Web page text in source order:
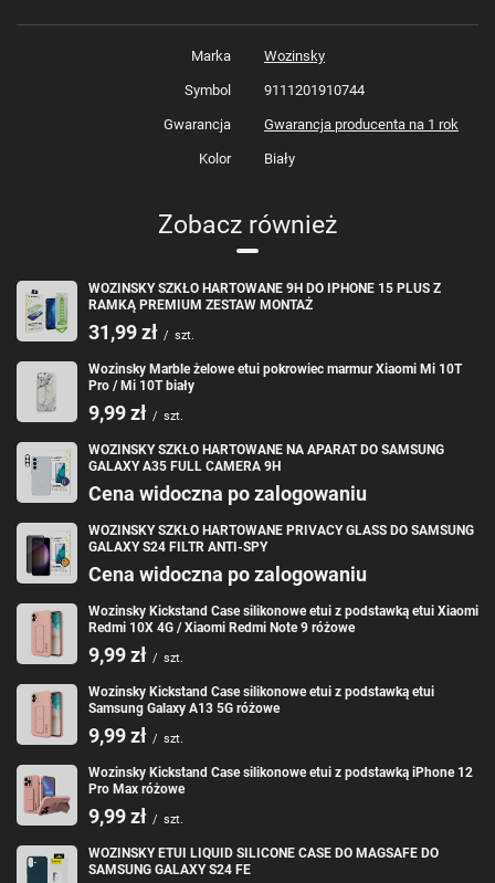
dla Ciebie! Ten stylowy pokrowiec chroni Twój telefon przed
marmuru dodaje elegancji i modnego wyglądu Twojemu urządzeniu. Nie
Marble żelowe etui pokrowiec marmur Twój telefon będzie bezpieczny i
Wozinsky Marble:
Eleganckie żelowe etui z marmurowym nadrukiem
ochronę sprzętu przed zarysowaniem czy upadkami.
Podwyższone ranty–Nieznacznie podniesione krawędzie
akcesorium
Zintegrowane przyciski–
Precyzyjne wycięcia–Oferująłatwy dostęp do wszystkich niezbędnych
Specyfikacja:
Marka: Wozinsky
Materiał: TPU
Cechy dodatkowe: marmurowy nadruk
Marka Wozinsky
Symbol 9111201910744
Gwarancja Gwarancja producenta na 1 rok
Kolor Biały
Zobacz również
WOZINSKY SZKŁO HARTOWANE 9H DO IPHONE 15 PLUS Z
RAMKĄ PREMIUM ZESTAW MONTAŻ
31,99 zł / szt.
Wozinsky Marble żelowe etui pokrowiec marmur Xiaomi Mi 10T
Pro / Mi 10T biały
9,99 zł / szt.
WOZINSKY SZKŁO HARTOWANE NA APARAT DO SAMSUNG
GALAXY A35 FULL CAMERA 9H
Cena widoczna po zalogowaniu
WOZINSKY SZKŁO HARTOWANE PRIVACY GLASS DO SAMSUNG
GALAXY S24 FILTR ANTI-SPY
Cena widoczna po zalogowaniu
Wozinsky Kickstand Case silikonowe etui z podstawką etui Xiaomi
Redmi 10X 4G / Xiaomi Redmi Note 9 różowe
9,99 zł / szt.
Wozinsky Kickstand Case silikonowe etui z podstawką etui
Samsung Galaxy A13 5G różowe
9,99 zł / szt.
Wozinsky Kickstand Case silikonowe etui z podstawką iPhone 12
Pro Max różowe
9,99 zł / szt.
WOZINSKY ETUI LIQUID SILICONE CASE DO MAGSAFE DO
SAMSUNG GALAXY S24 FE